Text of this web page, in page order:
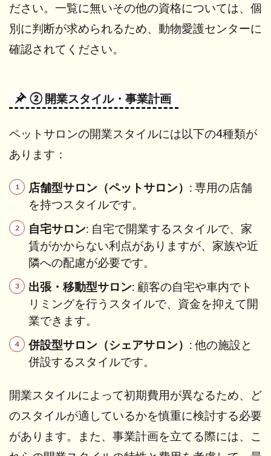
ださい。一覧に無いその他の資格については、個
別に判断が求められるため、動物愛護センターに
確認されてください。
② 開業スタイル・事業計画
ペットサロンの開業スタイルには以下の4種類が
あります：
店舗型サロン（ペットサロン） : 専用の店舗
を持つスタイルです。
自宅サロン: 自宅で開業するスタイルで、家
賃がかからない利点がありますが、家族や近
隣への配慮が必要です。
出張・移動型サロン: 顧客の自宅や車内でト
リミングを行うスタイルで、資金を抑えて開
業できます。
併設型サロン（シェアサロン） : 他の施設と
併設するスタイルです。
開業スタイルによって初期費用が異なるため、ど
のスタイルが適しているかを慎重に検討する必要
があります。また、事業計画を立てる際には、こ